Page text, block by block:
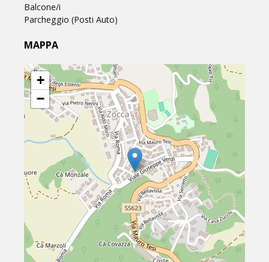
Balcone/i
Parcheggio (Posti Auto)
MAPPA
+
−